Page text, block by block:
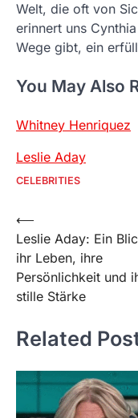
Welt, die oft von
erinnert uns
Wege gibt, ein
You May Also
Whitney Henriquez
Leslie Aday
CELEBRITIES
Post
navigation
⟵
Leslie Aday: Ein
ihr Leben, ihre
Persönlichkeit und
stille Stärke
Related